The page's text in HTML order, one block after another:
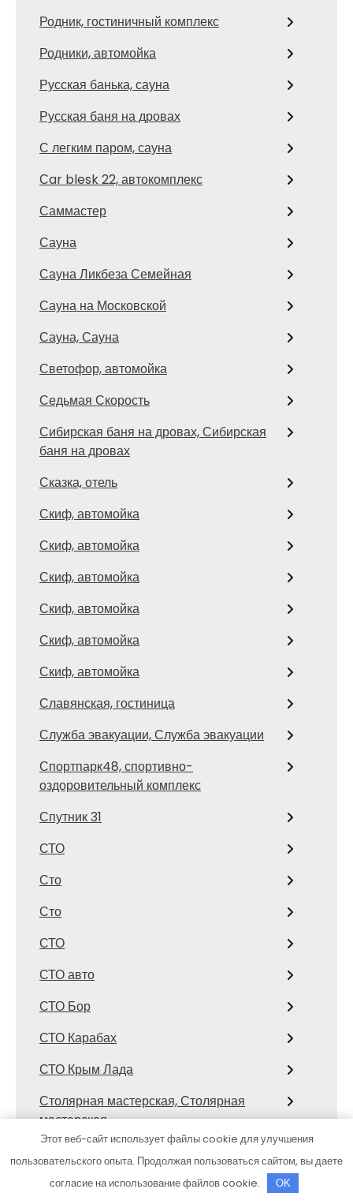
Родник, гостиничный комплекс
Родники, автомойка
Русская банька, сауна
Русская баня на дровах
С легким паром, сауна
Сar blesk 22, автокомплекс
Саммастер
Сауна
Сауна Ликбеза Семейная
Сауна на Московской
Сауна, Сауна
Светофор, автомойка
Седьмая Скорость
Сибирская баня на дровах, Сибирская
баня на дровах
Сказка, отель
Скиф, автомойка
Скиф, автомойка
Скиф, автомойка
Скиф, автомойка
Скиф, автомойка
Скиф, автомойка
Славянская, гостиница
Служба эвакуации, Служба эвакуации
Спортпарк48, спортивно-
оздоровительный комплекс
Спутник 31
СТО
Сто
Сто
СТО
СТО авто
СТО Бор
СТО Карабах
СТО Крым Лада
Столярная мастерская, Столярная
мастерская
художественная мастерская, Столярная
реставрационно-художественная
Этот веб-сайт использует файлы cookie для улучшения
пользовательского опыта. Продолжая пользоваться сайтом, вы даете
согласие на использование файлов cookie.
OK